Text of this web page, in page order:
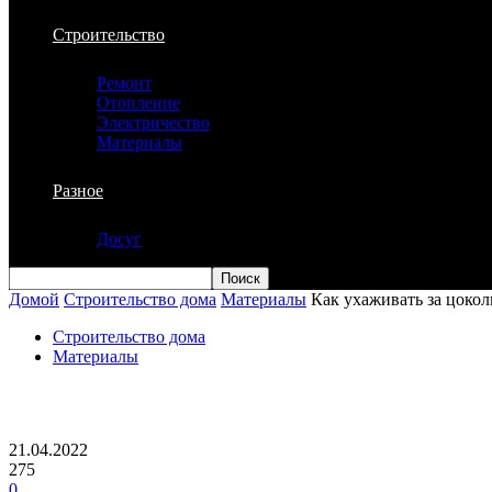
Строительство
Ремонт
Отопление
Электричество
Материалы
Разное
Досуг
Домой Строительство дома Материалы Как ухаживать за
Строительство дома
Материалы
21.04.2022
275